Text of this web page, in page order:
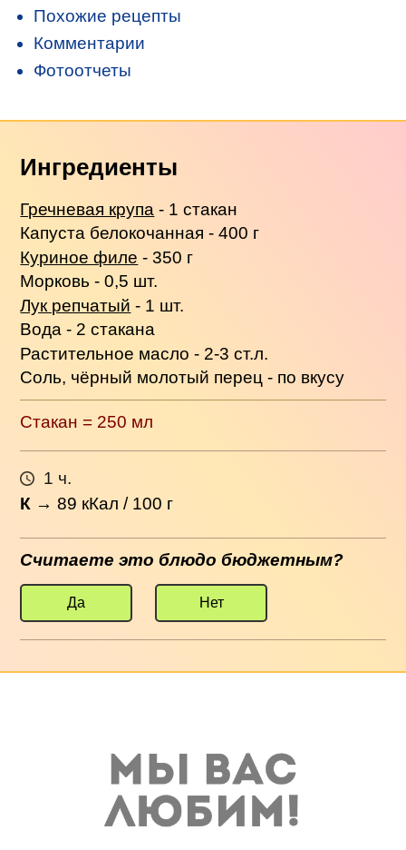
Похожие рецепты
Комментарии
Фотоотчеты
Ингредиенты
Гречневая крупа - 1 стакан
Капуста белокочанная - 400 г
Куриное филе - 350 г
Морковь - 0,5 шт.
Лук репчатый - 1 шт.
Вода - 2 стакана
Растительное масло - 2-3 ст.л.
Соль, чёрный молотый перец - по вкусу
Стакан = 250 мл
1 ч.
К →89 кКал / 100 г
Считаете это блюдо бюджетным?
Да Нет